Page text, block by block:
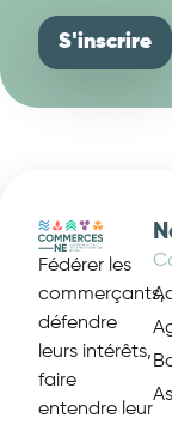
Fédérer les
commerçants,
défendre
leurs intérêts,
faire
entendre leur